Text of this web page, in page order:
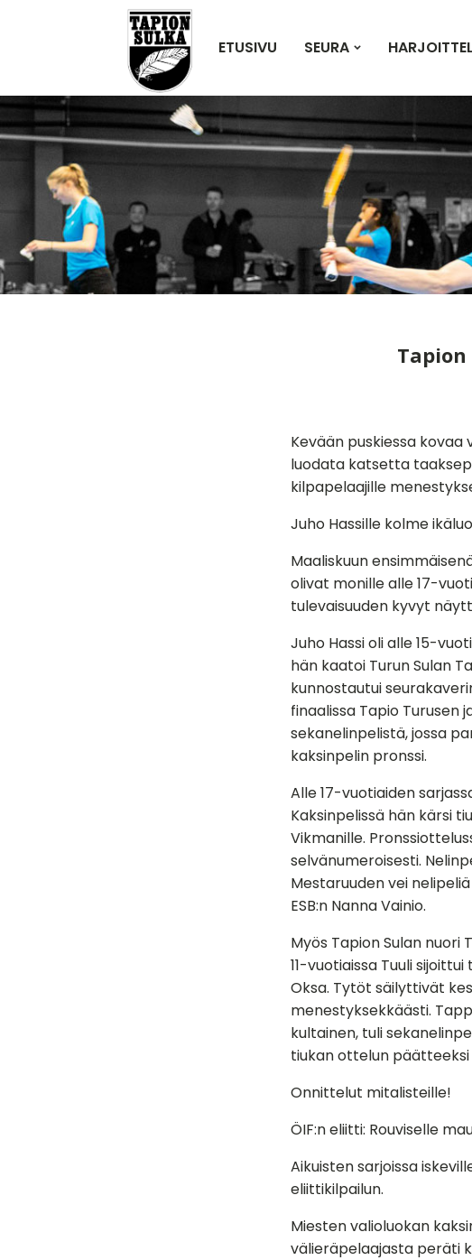
ETUSIVU SEURA
Kevään puskiessa
luodata katsetta
kilpapelaajille
Juho Hassille kolme
Maaliskuun
olivat monille alle 17-
tulevaisuuden kyvyt
Juho Hassi oli alle 15-
hän kaatoi Turun Sulan
kunnostautui
finaalissa Tapio Turusen
sekanelinpelistä, jossa
kaksinpelin pronssi.
Alle 17-vuotiaiden
Kaksinpelissä hän kärsi
Vikmanille.
selvänumeroisesti.
Mestaruuden vei
ESB:n Nanna Vainio.
Myös Tapion Sulan nuori
11-vuotiaissa Tuuli
Oksa. Tytöt säilyttivät
menestyksekkäästi.
kultainen, tuli
tiukan ottelun päätteeksi
Onnittelut mitalisteille!
ÖIF:n eliitti: Rouviselle
Aikuisten sarjoissa
eliittikilpailun.
Miesten valioluokan
välieräpelaajasta peräti